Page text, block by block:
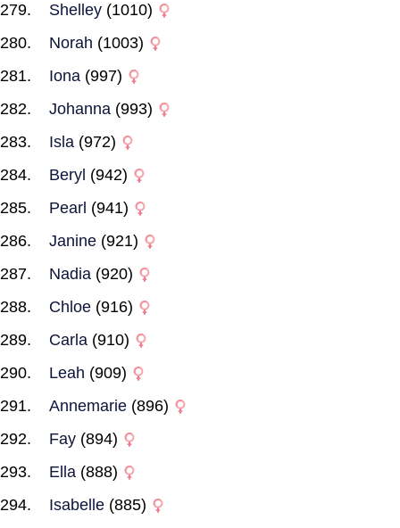
Shelley (1010)
Norah (1003)
Iona (997)
Johanna (993)
Isla (972)
Beryl (942)
Pearl (941)
Janine (921)
Nadia (920)
Chloe (916)
Carla (910)
Leah (909)
Annemarie (896)
Fay (894)
Ella (888)
Isabelle (885)